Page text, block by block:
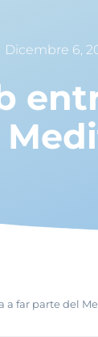
Dicembre 6,
a far parte del